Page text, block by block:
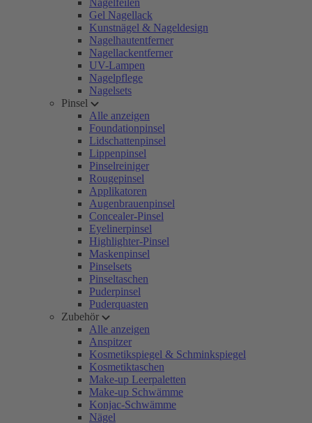
Nagelfeilen
Gel Nagellack
Kunstnägel & Nageldesign
Nagelhautentferner
Nagellackentferner
UV-Lampen
Nagelpflege
Nagelsets
Pinsel
Alle anzeigen
Foundationpinsel
Lidschattenpinsel
Lippenpinsel
Pinselreiniger
Rougepinsel
Applikatoren
Augenbrauenpinsel
Concealer-Pinsel
Eyelinerpinsel
Highlighter-Pinsel
Maskenpinsel
Pinselsets
Pinseltaschen
Puderpinsel
Puderquasten
Zubehör
Alle anzeigen
Anspitzer
Kosmetikspiegel & Schminkspiegel
Kosmetiktaschen
Make-up Leerpaletten
Make-up Schwämme
Konjac-Schwämme
Nägel